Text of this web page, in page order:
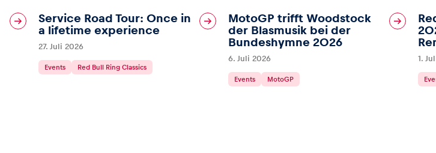
Service Road Tour: Once in
a lifetime experience
27. Juli 2026
Events Red Bull Ring Classics
MotoGP trifft Woodstock
der Blasmusik bei der
Bundeshymne 2026
6. Juli 2026
Events MotoGP
1.